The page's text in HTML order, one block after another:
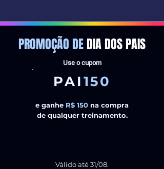
PROMOÇÃO DE DIA DOS PAIS
Use o cupom
PAI150
e ganhe R$ 150 na compra
de qualquer treinamento.
Válido até31/08.